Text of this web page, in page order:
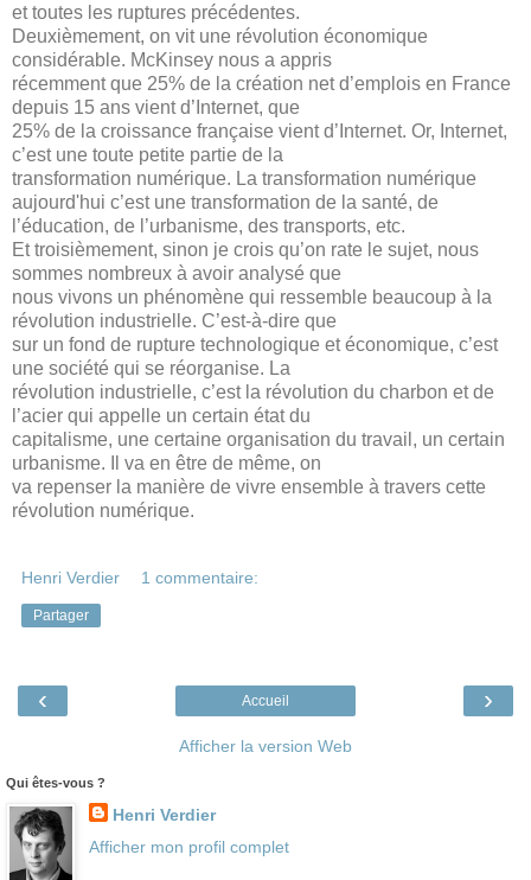
et toutes les ruptures précédentes.
Deuxièmement, on vit une révolution économique
considérable. McKinsey nous a appris
récemment que 25% de la création net d’emplois en France
depuis 15 ans vient d’Internet, que
25% de la croissance française vient d’Internet. Or, Internet,
c’est une toute petite partie de la
transformation numérique. La transformation numérique
aujourd'hui c’est une transformation de la santé, de
l’éducation, de l’urbanisme, des transports, etc.
Et troisièmement, sinon je crois qu’on rate le sujet, nous
sommes nombreux à avoir analysé que
nous vivons un phénomène qui ressemble beaucoup à la
révolution industrielle. C’est-à-dire que
sur un fond de rupture technologique et économique, c’est
une société qui se réorganise. La
révolution industrielle, c’est la révolution du charbon et de
l’acier qui appelle un certain état du
capitalisme, une certaine organisation du travail, un certain
urbanisme. Il va en être de même, on
va repenser la manière de vivre ensemble à travers cette
révolution numérique.
Henri Verdier 1 commentaire:
Partager
‹ ›
Accueil
Afficher la version Web
Qui êtes-vous ?
Henri Verdier
Afficher mon profil complet